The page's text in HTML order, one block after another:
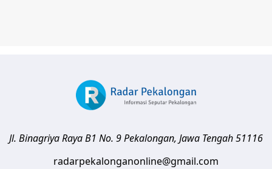
Jl. Binagriya Raya B1 No. 9Pekalongan, Jawa Tengah51116
radarpekalonganonline@gmail.com